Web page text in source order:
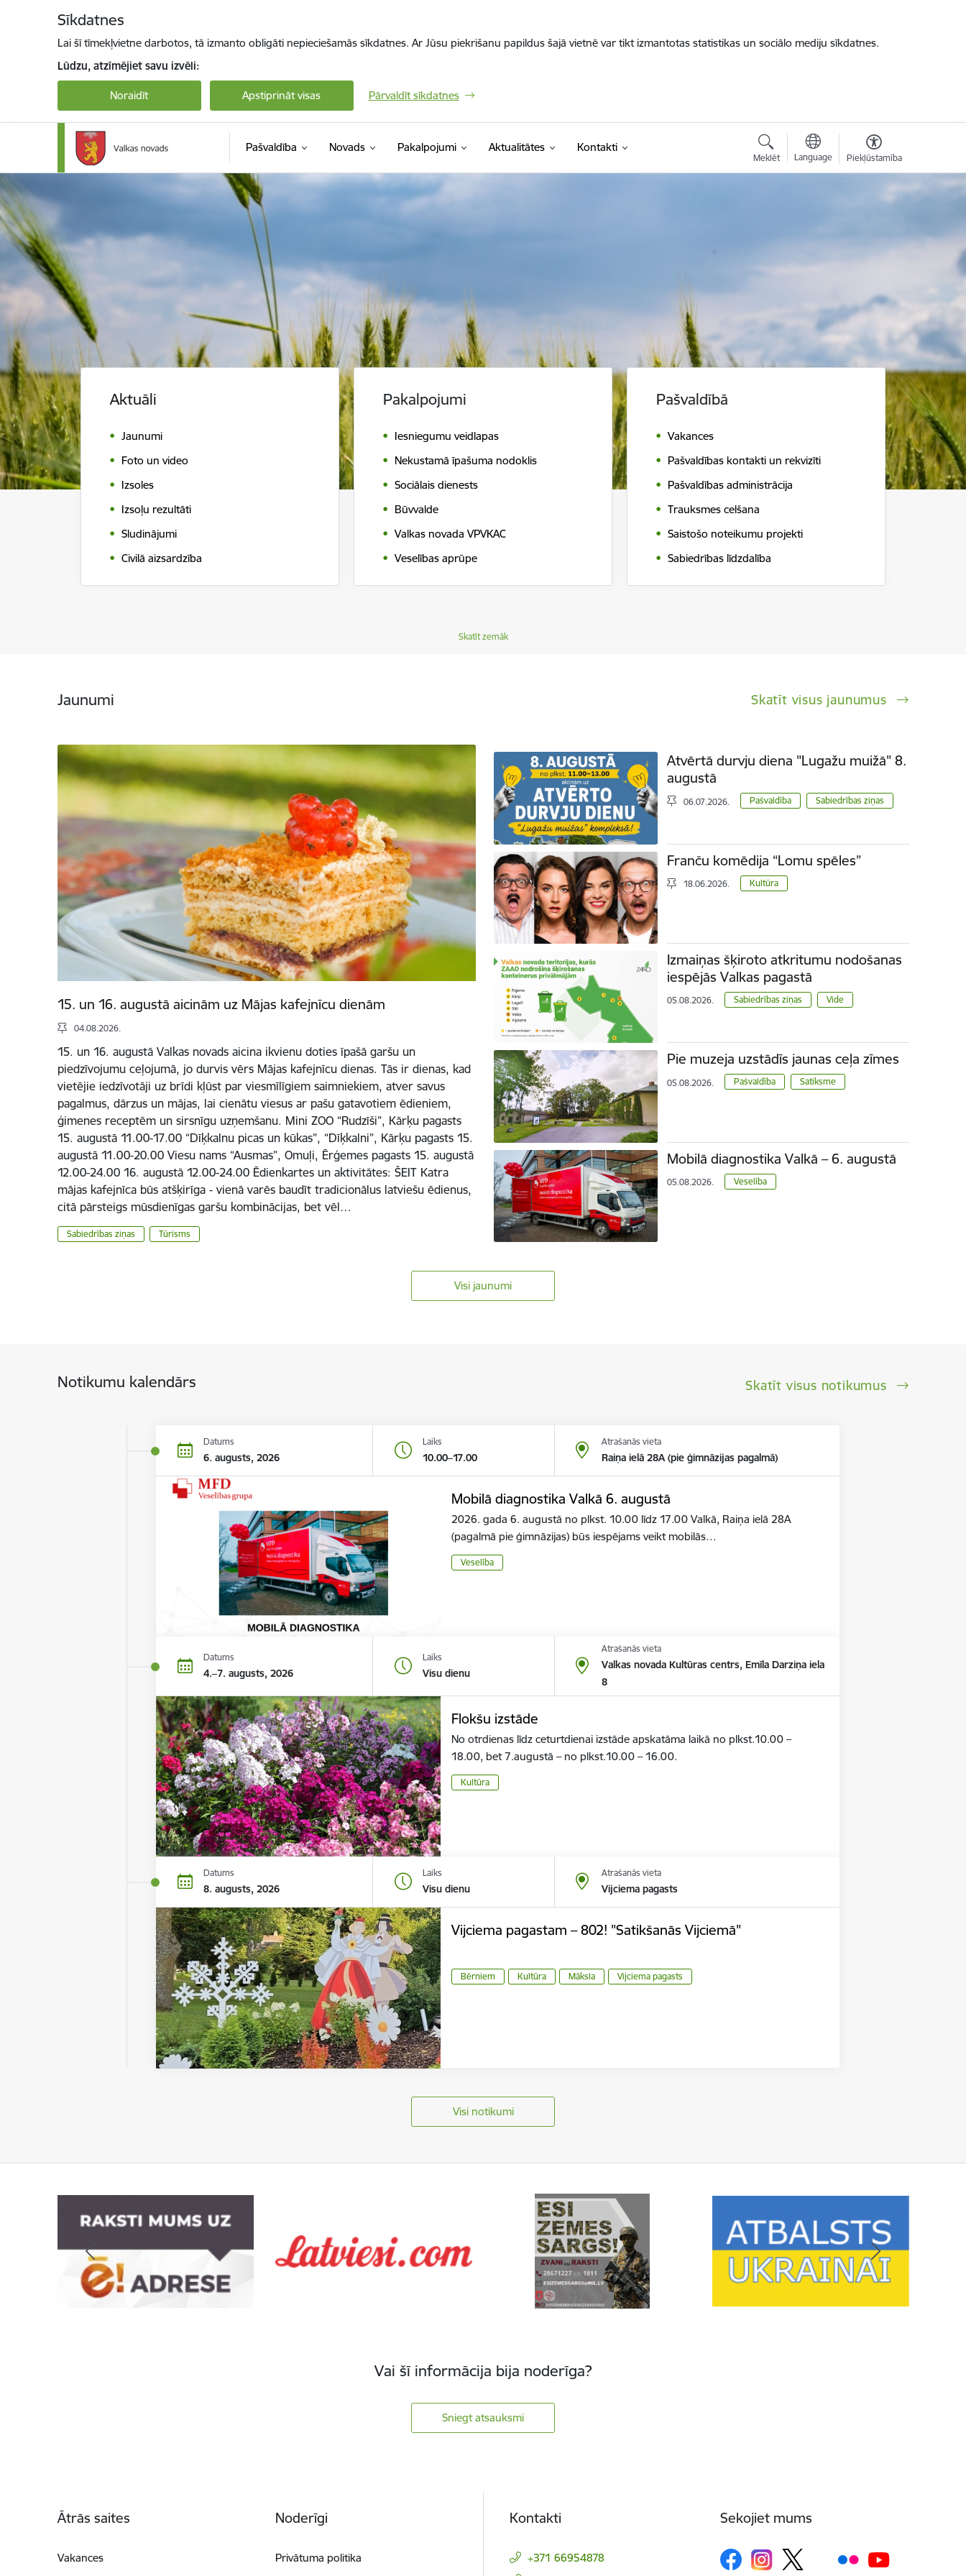
Sīkdatnes
Lai šī tīmekļvietne darbotos, tā izmanto obligāti nepieciešamās sīkdatnes. Ar Jūsu piekrišanu papildus šajā vietnē var tikt izmantotas statistikas un sociālo mediju sīkdatnes.
Lūdzu, atzīmējiet savu izvēli:
Noraidīt Apstiprināt visas Pārvaldīt sīkdatnes
Pašvaldība Novads Pakalpojumi Aktualitātes Kontakti
Meklēt Language Piekļūstamība
Valkas novada pašvaldība
Aktuāli
Jaunumi
Foto un video
Izsoles
Izsoļu rezultāti
Sludinājumi
Civilā aizsardzība
Pakalpojumi
Iesniegumu veidlapas
Nekustamā īpašuma nodoklis
Sociālais dienests
Būvvalde
Valkas novada VPVKAC
Veselības aprūpe
Pašvaldībā
Vakances
Pašvaldības kontakti un rekvizīti
Pašvaldības administrācija
Trauksmes celšana
Saistošo noteikumu projekti
Sabiedrības līdzdalība
Skatīt zemāk
Jaunumi Skatīt visus jaunumus
15. un 16. augustā aicinām uz Mājas kafejnīcu dienām
04.08.2026.
15. un 16. augustā Valkas novads aicina ikvienu doties īpašā garšu un
piedzīvojumu ceļojumā, jo durvis vērs Mājas kafejnīcu dienas. Tās ir dienas, kad
vietējie iedzīvotāji uz brīdi kļūst par viesmīlīgiem saimniekiem, atver savus
pagalmus, dārzus un mājas, lai cienātu viesus ar pašu gatavotiem ēdieniem,
ģimenes receptēm un sirsnīgu uzņemšanu. Mini ZOO “Rudzīši”, Kārķu pagasts
15. augustā 11.00-17.00 “Dīķkalnu picas un kūkas”, “Dīķkalni”, Kārķu pagasts 15.
augustā 11.00-20.00 Viesu nams “Ausmas”, Omuļi, Ērģemes pagasts 15. augustā
12.00-24.00 16. augustā 12.00-24.00 Ēdienkartes un aktivitātes: ŠEIT Katra
mājas kafejnīca būs atšķirīga - vienā varēs baudīt tradicionālus latviešu ēdienus,
citā pārsteigs mūsdienīgas garšu kombinācijas, bet vēl…
Sabiedrības ziņas Tūrisms
Atvērtā durvju diena "Lugažu muižā" 8.
augustā
06.07.2026. Pašvaldība Sabiedrības ziņas
Franču komēdija “Lomu spēles”
18.06.2026. Kultūra
Izmaiņas šķiroto atkritumu nodošanas
iespējās Valkas pagastā
05.08.2026. Sabiedrības ziņas Vide
Pie muzeja uzstādīs jaunas ceļa zīmes
05.08.2026. Pašvaldība Satiksme
Mobilā diagnostika Valkā – 6. augustā
05.08.2026. Veselība
Visi jaunumi
Notikumu kalendārs Skatīt visus notikumus
Datums
6. augusts, 2026
Laiks
10.00–17.00
Atrašanās vieta
Raiņa ielā 28A (pie ģimnāzijas pagalmā)
Mobilā diagnostika Valkā 6. augustā
2026. gada 6. augustā no plkst. 10.00 līdz 17.00 Valkā, Raiņa ielā 28A
(pagalmā pie ģimnāzijas) būs iespējams veikt mobilās…
Veselība
Datums
4.–7. augusts, 2026
Laiks
Visu dienu
Atrašanās vieta
Valkas novada Kultūras centrs, Emīla Darziņa iela
8
Flokšu izstāde
No otrdienas līdz ceturtdienai izstāde apskatāma laikā no plkst.10.00 –
18.00, bet 7.augustā – no plkst.10.00 – 16.00.
Kultūra
Datums
8. augusts, 2026
Laiks
Visu dienu
Atrašanās vieta
Vijciema pagasts
Vijciema pagastam – 802! "Satikšanās Vijciemā"
Bērniem Kultūra Māksla Vijciema pagasts
Visi notikumi
Vai šī informācija bija noderīga?
Sniegt atsauksmi
Ātrās saites
Vakances
Noderīgi
Privātuma politika
Kontakti
+371 66954878
Sekojiet mums